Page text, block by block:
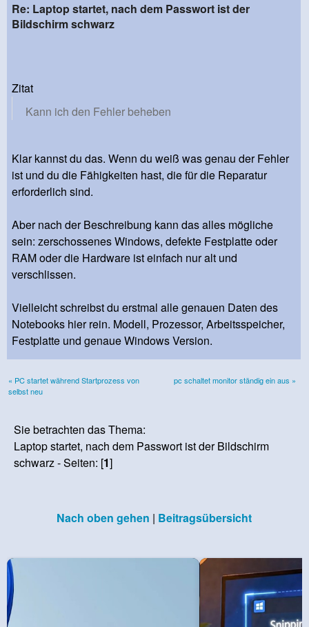
Re: Laptop startet, nach dem Passwort ist der
Bildschirm schwarz
Zitat
Kann ich den Fehler beheben
Klar kannst du das. Wenn du weiß was genau der Fehler
ist und du die Fähigkeiten hast, die für die Reparatur
erforderlich sind.
Aber nach der Beschreibung kann das alles mögliche
sein: zerschossenes Windows, defekte Festplatte oder
RAM oder die Hardware ist einfach nur alt und
verschlissen.
Vielleicht schreibst du erstmal alle genauen Daten des
Notebooks hier rein. Modell, Prozessor, Arbeitsspeicher,
Festplatte und genaue Windows Version.
« PC startet während Startprozess von
selbst neu
pc schaltet monitor ständig ein aus »
Sie betrachten das Thema:
Laptop startet, nach dem Passwort ist der Bildschirm
schwarz - Seiten: [1]
Nach oben gehen | Beitragsübersicht